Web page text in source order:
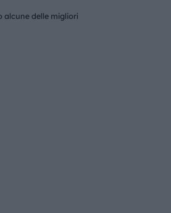
alcune delle migliori